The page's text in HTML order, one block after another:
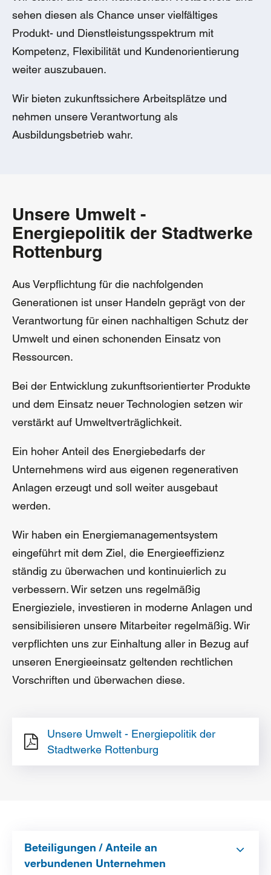
sehen diesen als Chance unser vielfältiges
Produkt- und Dienstleistungsspektrum mit
Kompetenz, Flexibilität und Kundenorientierung
weiter auszubauen.
Wir bieten zukunftssichere Arbeitsplätze und
nehmen unsere Verantwortung als
Ausbildungsbetrieb wahr.
Unsere Umwelt -
Energiepolitik der Stadtwerke
Rottenburg
Aus Verpflichtung für die nachfolgenden
Generationen ist unser Handeln geprägt von der
Verantwortung für einen nachhaltigen Schutz der
Umwelt und einen schonenden Einsatz von
Ressourcen.
Bei der Entwicklung zukunftsorientierter Produkte
und dem Einsatz neuer Technologien setzen wir
verstärkt auf Umweltverträglichkeit.
Ein hoher Anteil des Energiebedarfs der
Unternehmens wird aus eigenen regenerativen
Anlagen erzeugt und soll weiter ausgebaut
werden.
Wir haben ein Energiemanagementsystem
eingeführt mit dem Ziel, die Energieeffizienz
ständig zu überwachen und kontinuierlich zu
verbessern. Wir setzen uns regelmäßig
Energieziele, investieren in moderne Anlagen und
sensibilisieren unsere Mitarbeiter regelmäßig. Wir
verpflichten uns zur Einhaltung aller in Bezug auf
unseren Energieeinsatz geltenden rechtlichen
Vorschriften und überwachen diese.
Unsere Umwelt - Energiepolitik der
Stadtwerke Rottenburg
Beteiligungen / Anteile an
verbundenen Unternehmen